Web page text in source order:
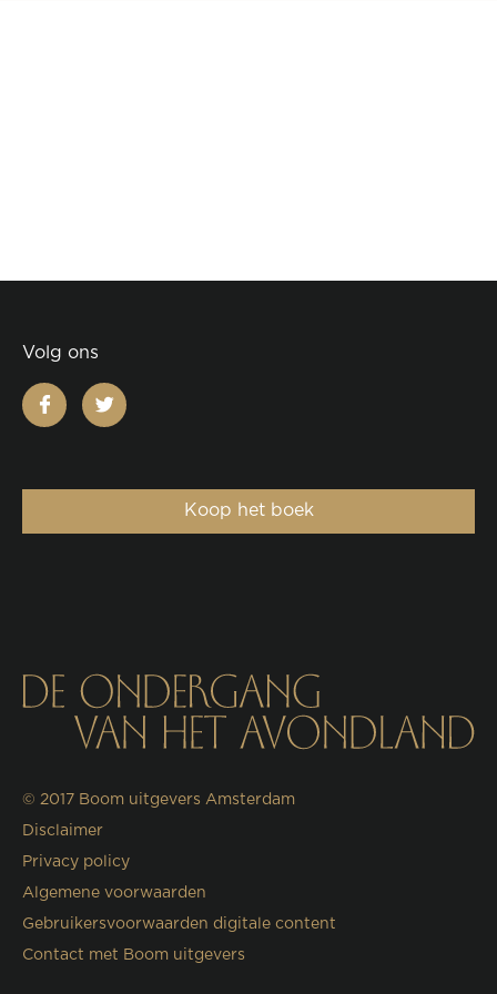
Volg ons
facebooktwitter
Koop het boek
© 2017 Boom uitgevers Amsterdam
Disclaimer
Privacy policy
Algemene voorwaarden
Gebruikersvoorwaarden digitale content
Contact met Boom uitgevers